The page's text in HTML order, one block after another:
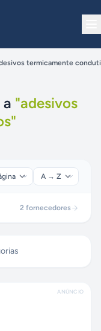
termicamente
"adesivos
"
2 fornecedores
ANÚNCIO